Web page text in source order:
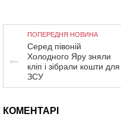
ПОПЕРЕДНЯ НОВИНА
Серед півоній
Холодного Яру зняли
кліп і зібрали кошти для
ЗСУ
КОМЕНТАРІ